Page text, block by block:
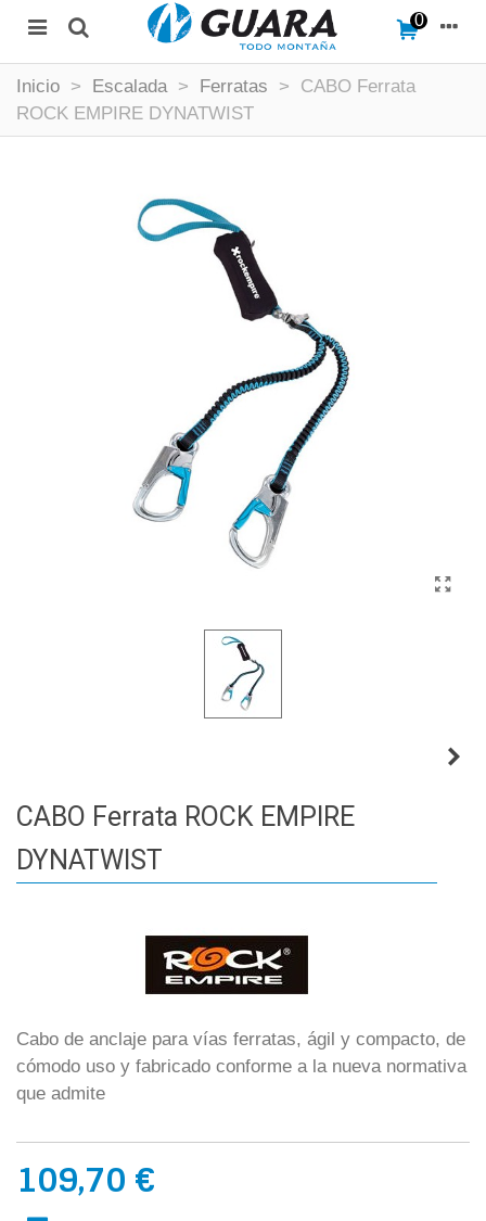
0
Inicio > Escalada > Ferratas >
CABO Ferrata
ROCK EMPIRE DYNATWIST
CABO Ferrata ROCK EMPIRE
DYNATWIST
Cabo de anclaje para vías ferratas, ágil y compacto, de
cómodo uso y fabricado conforme a la nueva normativa
que admite
109,70 €